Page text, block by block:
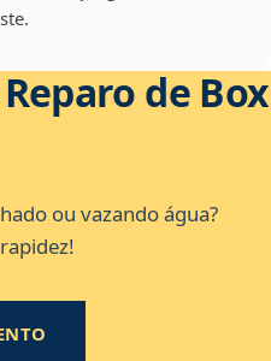
de Box
ou vazando água?